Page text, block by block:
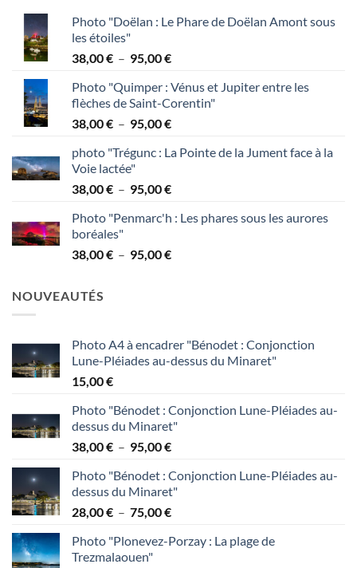
Photo "Doëlan : Le Phare de Doëlan Amont sous
les étoiles"
38,00€ – 95,00€Plage
prix :
38,00 €
à
Photo "Quimper : Vénus et Jupiter entre les
flèches de Saint-Corentin"
38,00€ – 95,00€Plage
prix :
à
photo "Trégunc : La Pointe de la Jument face à la
Voie lactée"
38,00€ – 95,00€Plage
prix :
à
Photo "Penmarc'h : Les phares sous les aurores
boréales"
38,00€ – 95,00€Plage
NOUVEAUTÉS
Photo A4 à encadrer "Bénodet : Conjonction
Lune-Pléiades au-dessus du Minaret"
15,00€
Photo "Bénodet : Conjonction Lune-Pléiades au-
dessus du Minaret"
38,00€ – 95,00€Plage
prix :
38,00 €
à
Photo "Bénodet : Conjonction Lune-Pléiades au-
dessus du Minaret"
28,00€ – 75,00€Plage
prix :
Photo "Plonevez-Porzay : La plage de
Trezmalaouen"